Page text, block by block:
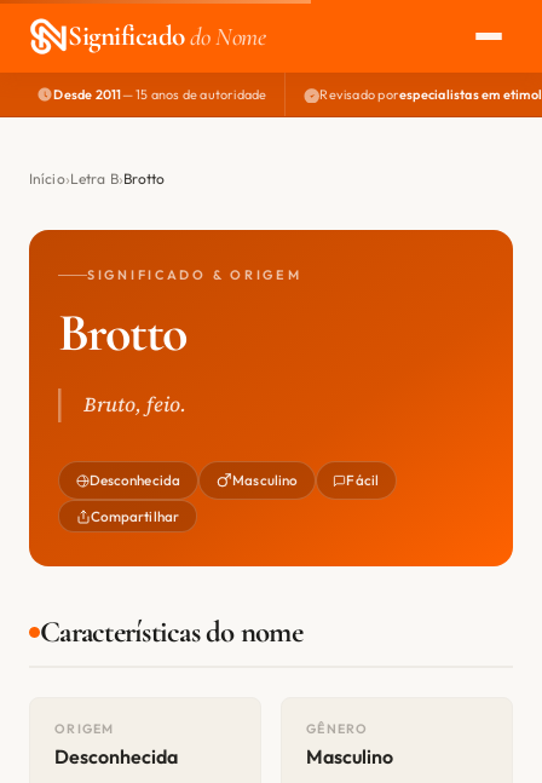
Significadodo Nome
EXPLORAR
NOME PERFEITO
Desde 2011— 15 anos de autoridade Revisado porespecialistas em
Início Letra B Brotto
SIGNIFICADO & ORIGEM
Brotto
Bruto, feio.
Desconhecida Masculino Fácil
Compartilhar
Características do nome
ORIGEM
Desconhecida
GÊNERO
Masculino